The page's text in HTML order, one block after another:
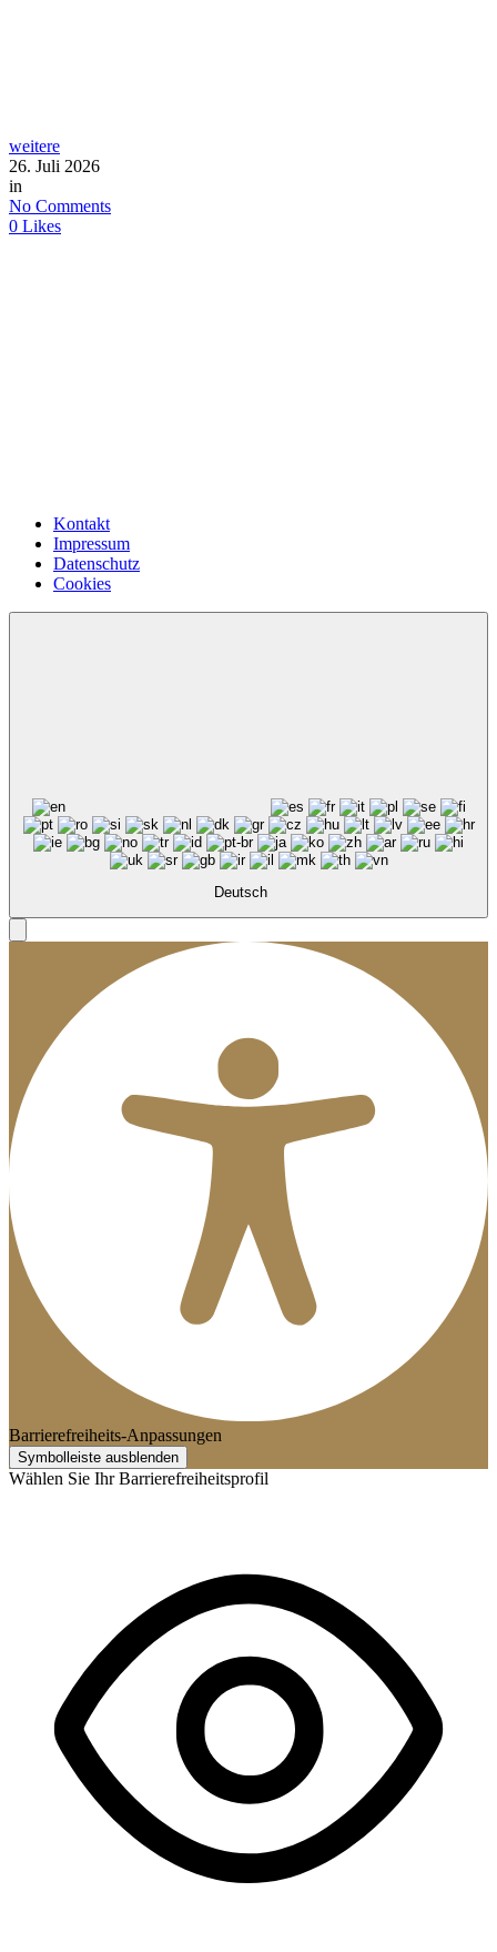
weitere
26. Juli 2026
in
No Comments
0 Likes
Kontakt
Impressum
Datenschutz
Cookies
Deutsch
Barrierefreiheits-Anpassungen
Symbolleiste ausblenden
Wählen Sie Ihr Barrierefreiheitsprofil